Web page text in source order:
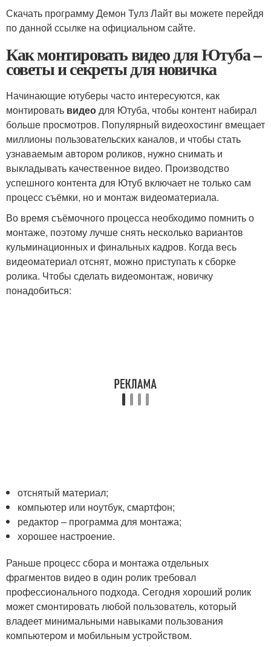
Скачать программу Демон Тулз Лайт вы можете перейдя
по данной ссылке на официальном сайте.
Как монтировать видео для Ютуба –
советы и секреты для новичка
Начинающие ютуберы часто интересуются, как
монтировать видеодля Ютуба, чтобы контент набирал
больше просмотров. Популярный видеохостинг вмещает
миллионы пользовательских каналов, и чтобы стать
узнаваемым автором роликов, нужно снимать и
выкладывать качественное видео. Производство
успешного контента для Ютуб включает не только сам
процесс съёмки, но и монтаж видеоматериала.
Во время съёмочного процесса необходимо помнить о
монтаже, поэтому лучше снять несколько вариантов
кульминационных и финальных кадров. Когда весь
видеоматериал отснят, можно приступать к сборке
ролика. Чтобы сделать видеомонтаж, новичку
понадобиться:
отснятый материал;
компьютер или ноутбук, смартфон;
редактор – программа для монтажа;
хорошее настроение.
Раньше процесс сбора и монтажа отдельных
фрагментов видео в один ролик требовал
профессионального подхода. Сегодня хороший ролик
может смонтировать любой пользователь, который
владеет минимальными навыками пользования
компьютером и мобильным устройством.